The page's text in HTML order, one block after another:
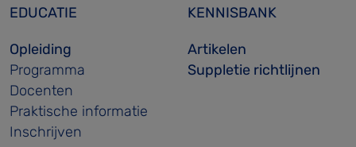
EDUCATIE
Opleiding
Programma
Docenten
Praktische informatie
Inschrijven
KENNISBANK
Artikelen
Suppletie richtlijnen